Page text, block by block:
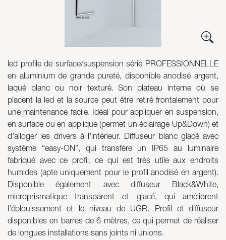
Systèmes modulaires linéaires et courbes
Rail triphasé (230V)
Rail 48V
Rail mini 24V
Spots et Downlights
Caissons lumineux avec façade textile
Panneaux lumineux et Plexiled
led profile de surface/suspension série PROFESSIONNELLE
en aluminium de grande pureté, disponible anodisé argent,
laqué blanc ou noir texturé. Son plateau interne où se
placent la led et la source peut être retiré frontalement pour
une maintenance facile. Idéal pour appliquer en suspension,
en surface ou en applique (permet un éclairage Up&Down) et
d'alloger les drivers à l'intérieur. Diffuseur blanc glacé avec
système “easy-ON”, qui transfère un IP65 au luminaire
fabriqué avec ce profil, ce qui est très utile aux endroits
humides (apte uniquement pour le profil anodisé en argent).
Disponible également avec diffuseur Black&White,
microprismatique transparent et glacé, qui améliorent
l'éblouissement et le niveau de UGR. Profil et diffuseur
disponibles en barres de 6 mètres, ce qui permet de réaliser
de longues installations sans joints ni unions.